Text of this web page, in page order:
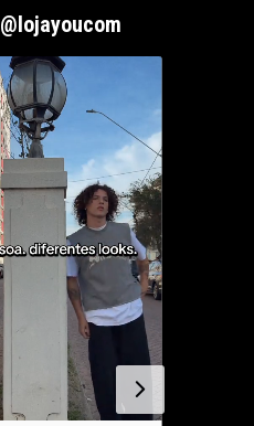
@lojayoucom